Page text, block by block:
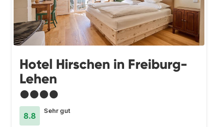
Hotel Hirschen in Freiburg-
Lehen
●●●●
8.8
Sehr gut